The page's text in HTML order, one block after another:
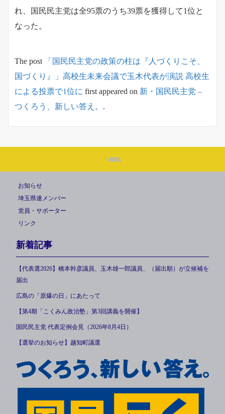
れ、国民民主党は全95票のうち39票を獲得して1位と
なった。
The post
「国民民主党の政策の柱は『人づくりこそ、
国づくり』」高校生未来会議で玉木代表が演説 高校生
による投票で1位に first appeared on 新・国民民主党 –
つくろう、新しい答え。 .
お知らせ
埼玉県連メンバー
党員・サポーター
リンク
新着記事
【代表選2026】橋本幹彦議員、玉木雄一郎議員、（届出順）が立候補を
届出
広島の「原爆の日」にあたって
【第4期「こくみん政治塾」第3回講義を開催】
国民民主党 代表定例会見（2026年8月4日）
【選挙のお知らせ】越知町議選